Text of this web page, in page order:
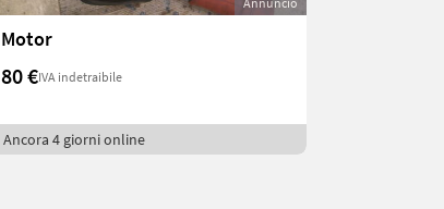
Motor
80 €IVA indetraibile
Ancora 4 giorni online